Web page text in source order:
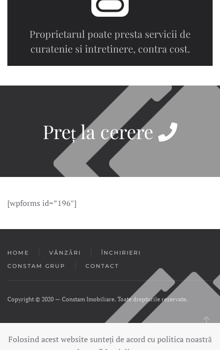
Proprietarul poate presta servicii de
curatenie si intretinere, contra cost.
Preț la cerere
[wpforms id=”196″]
HOME VÂNZĂRI
ÎNCHIRIERI
CONSTAM GRUP
CONTACT
Copyright © 2020 — Constam Imobiliare. Toate drepturile rezervate.
Folosind acest website sunteți de acord cu politica noastră